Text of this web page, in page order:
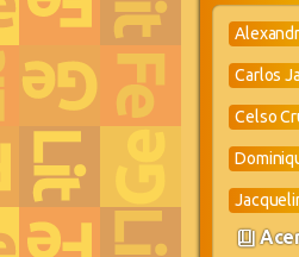
Carlos
Celso
book_4